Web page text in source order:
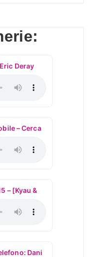
Deray
– Cerca
– [Kyau &
Dani